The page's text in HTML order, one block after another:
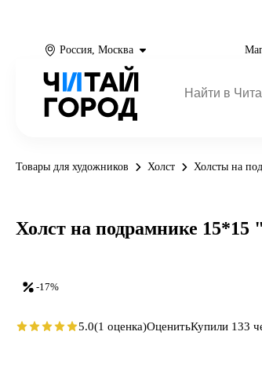
Россия, Москва
Товары для художников Холст Холсты на
-17%
Холст на подрамнике 15*15
5.0(1 оценка)ОценитьКупили 133